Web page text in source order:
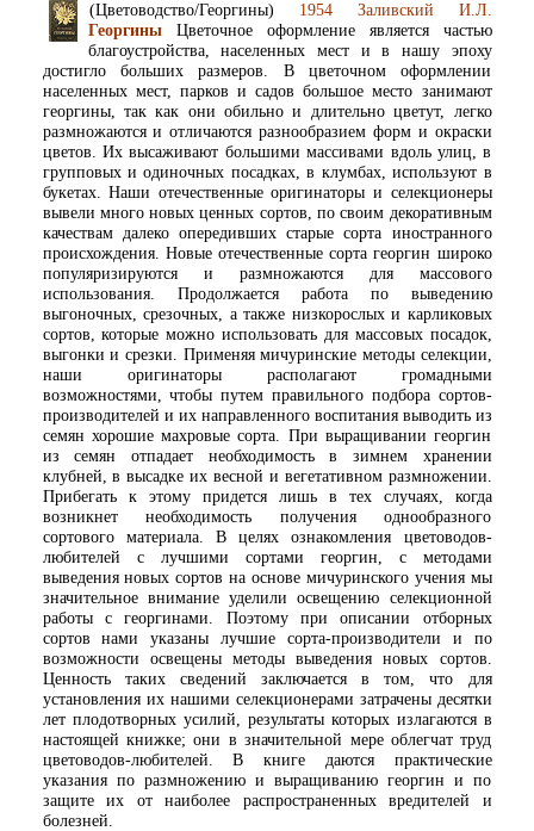
(Цветоводство/Георгины) 1954 Заливский И.Л.
ГеоргиныЦветочное оформление является частью
благоустройства, населенных мест и в нашу эпоху
достигло больших размеров. В цветочном оформлении
населенных мест, парков и садов большое место занимают
георгины, так как они обильно и длительно цветут, легко
размножаются и отличаются разнообразием форм и окраски
цветов. Их высаживают большими массивами вдоль улиц, в
групповых и одиночных посадках, в клумбах, используют в
букетах. Наши отечественные оригинаторы и селекционеры
вывели много новых ценных сортов, по своим декоративным
качествам далеко опередивших старые сорта иностранного
происхождения. Новые отечественные сорта георгин широко
популяризируются и размножаются для массового
использования. Продолжается работа по выведению
выгоночных, срезочных, а также низкорослых и карликовых
сортов, которые можно использовать для массовых посадок,
выгонки и срезки. Применяя мичуринские методы селекции,
наши оригинаторы располагают громадными
возможностями, чтобы путем правильного подбора сортов-
производителей и их направленного воспитания выводить из
семян хорошие махровые сорта. При выращивании георгин
из семян отпадает необходимость в зимнем хранении
клубней, в высадке их весной и вегетативном размножении.
Прибегать к этому придется лишь в тех случаях, когда
возникнет необходимость получения однообразного
сортового материала. В целях ознакомления цветоводов-
любителей с лучшими сортами георгин, с методами
выведения новых сортов на основе мичуринского учения мы
значительное внимание уделили освещению селекционной
работы с георгинами. Поэтому при описании отборных
сортов нами указаны лучшие сорта-производители и по
возможности освещены методы выведения новых сортов.
Ценность таких сведений заключается в том, что для
установления их нашими селекционерами затрачены десятки
лет плодотворных усилий, результаты которых излагаются в
настоящей книжке; они в значительной мере облегчат труд
цветоводов-любителей. В книге даются практические
указания по размножению и выращиванию георгин и по
защите их от наиболее распространенных вредителей и
болезней.